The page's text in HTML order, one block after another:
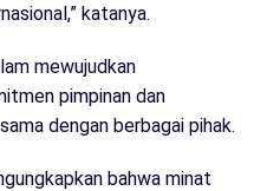
katanya.
mewujudkan
pimpinan dan
dengan berbagai pihak.
bahwa minat